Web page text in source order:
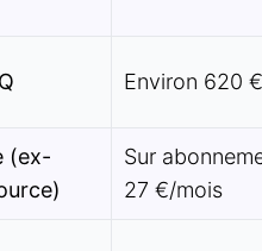
Environ 620 €
(ex-
Sur
27 €/mois